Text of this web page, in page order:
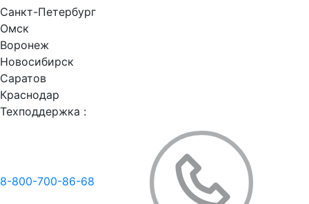
Санкт-Петербург
Омск
Воронеж
Новосибирск
Саратов
Краснодар
Техподдержка :
8-800-700-86-68